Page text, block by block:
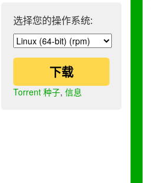
选择您的操作系统:
下载
Torrent 种子, 信息